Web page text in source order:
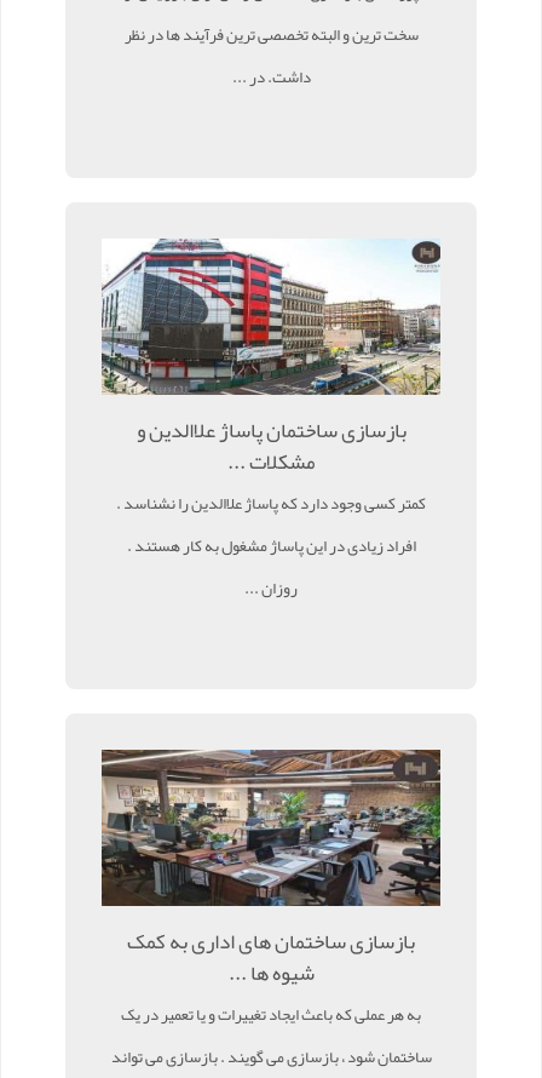
سخت ترین و البته تخصصی ترین فرآیند ها در نظر
داشت. در ...
بازسازی ساختمان پاساژ علاالدین و
مشکلات ...
کمتر کسی وجود دارد که پاساژ علاالدین را نشناسد .
افراد زیادی در این پاساژ مشغول به کار هستند .
روزان ...
بازسازی ساختمان های اداری به کمک
شیوه ها ...
به هر عملی که باعث ایجاد تغییرات و یا تعمیر در یک
ساختمان شود ، بازسازی می گویند . بازسازی می تواند